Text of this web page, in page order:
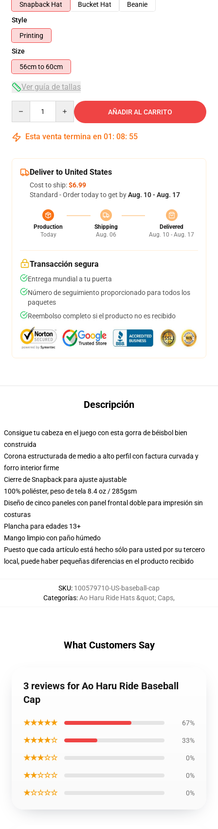
Snapback Hat
Bucket Hat
Beanie
Style
Printing
Size
56cm to 60cm
Ver guía de tallas
AÑADIR AL CARRITO
Esta venta termina en 01 : 08: 54
Deliver to United States
Cost to ship:$6.99
Standard - Order today to get byAug. 10 - Aug. 17
Production
Today
Shipping
Aug. 06
Delivered
Aug. 10 - Aug. 17
Transacción segura
Entrega mundial a tu puerta
Número de seguimiento proporcionado para todos los
paquetes
Reembolso completo si el producto no es recibido
Descripción
Consigue tu cabeza en el juego con esta gorra de béisbol bien
construida
Corona estructurada de medio a alto perfil con factura curvada y
forro interior firme
Cierre de Snapback para ajuste ajustable
100% poliéster, peso de tela 8.4 oz / 285gsm
Diseño de cinco paneles con panel frontal doble para impresión sin
costuras
Plancha para edades 13+
Mango limpio con paño húmedo
Puesto que cada artículo está hecho sólo para usted por su tercero
local, puede haber pequeñas diferencias en el producto recibido
SKU: 100579710-US-baseball-cap
Categorías:Ao Haru Ride Hats &quot; Caps,
What Customers Say
3 reviews for Ao Haru Ride Baseball
Cap
★★★★★ 67%
★★★★☆ 33%
★★★☆☆ 0%
★★☆☆☆ 0%
★☆☆☆☆ 0%